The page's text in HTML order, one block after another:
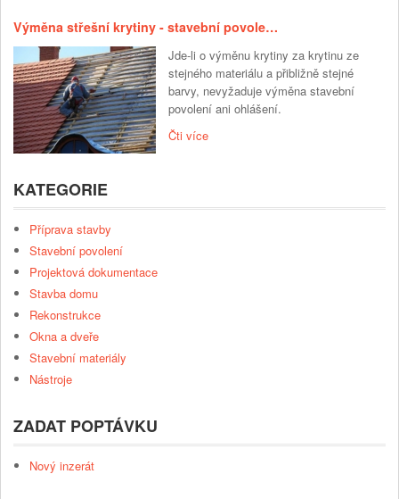
Výměna střešní krytiny - stavební povole…
Jde-li o výměnu krytiny za krytinu ze
stejného materiálu a přibližně stejné
barvy, nevyžaduje výměna stavební
povolení ani ohlášení.
Čti více
KATEGORIE
Příprava stavby
Stavební povolení
Projektová dokumentace
Stavba domu
Rekonstrukce
Okna a dveře
Stavební materiály
Nástroje
ZADAT POPTÁVKU
Nový inzerát